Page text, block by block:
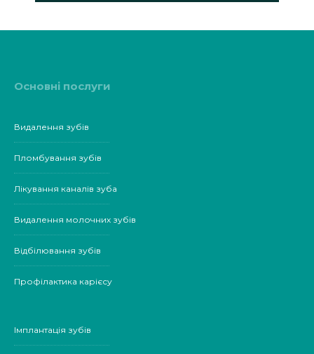
Основні послуги
Видалення зубів
Пломбування зубів
Лікування каналів зуба
Видалення молочних зубів
Відбілювання зубів
Профілактика карієсу
Імплантація зубів